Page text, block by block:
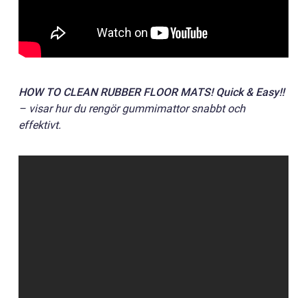
HOW TO CLEAN RUBBER FLOOR MATS! Quick & Easy!!
– visar hur du rengör gummimattor snabbt och
effektivt.